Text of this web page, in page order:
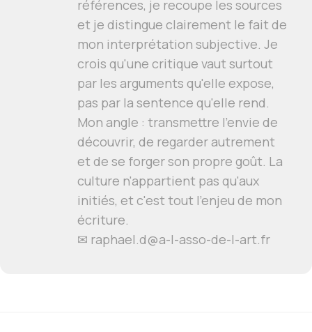
références, je recoupe les sources
et je distingue clairement le fait de
mon interprétation subjective. Je
crois qu'une critique vaut surtout
par les arguments qu'elle expose,
pas par la sentence qu'elle rend.
Mon angle : transmettre l'envie de
découvrir, de regarder autrement
et de se forger son propre goût. La
culture n'appartient pas qu'aux
initiés, et c'est tout l'enjeu de mon
écriture.
✉ raphael.d@a-l-asso-de-l-art.fr